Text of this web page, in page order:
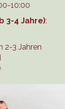
10:00
3-4 Jahre):
2-3 Jahren